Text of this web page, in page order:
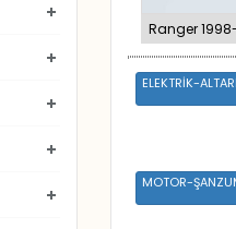
Ranger
ELEKTRİK-
MOTOR-